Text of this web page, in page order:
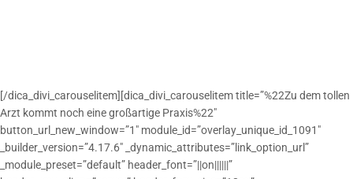
[/dica_divi_carouselitem][dica_divi_carouselitem title=”%22Zu dem tollen
Arzt kommt noch eine großartige Praxis%22″
button_url_new_window=”1″ module_id=”overlay_unique_id_1091″
_builder_version=”4.17.6″ _dynamic_attributes=”link_option_url”
_module_preset=”default” header_font=”||on||||||”